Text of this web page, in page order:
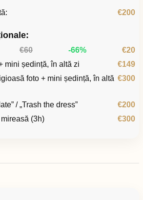
€200
€60 -66%
€20
mini ședință, în altă zi
€149
foto + mini ședință, în altă €300
/ „Trash the dress”
€200
(3h)
€300